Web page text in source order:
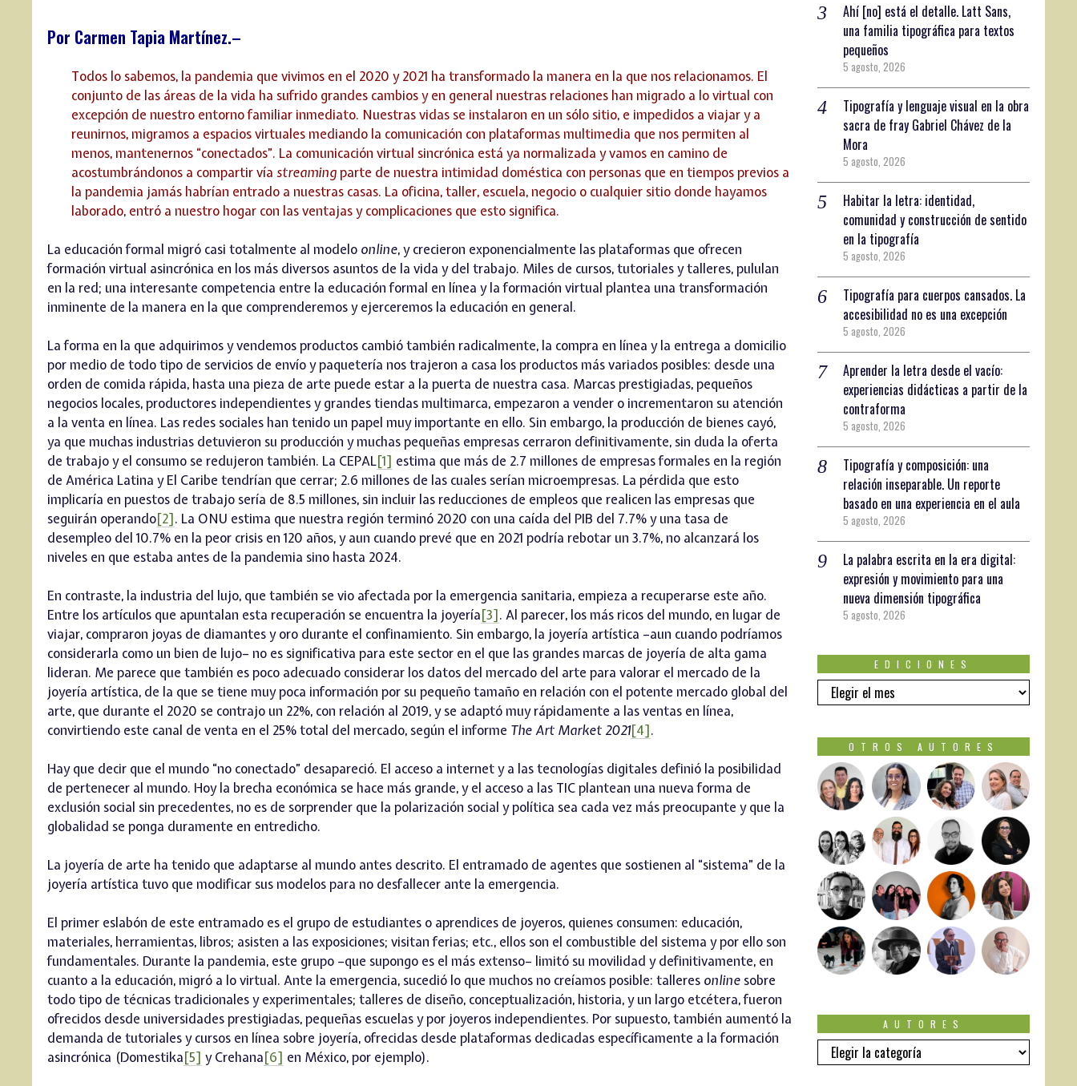
Por Carmen Tapia Martínez.–
Todos lo sabemos, la pandemia que vivimos en el 2020 y 2021 ha transformado la manera en la que nos relacionamos. El
conjunto de las áreas de la vida ha sufrido grandes cambios y en general nuestras relaciones han migrado a lo virtual con
excepción de nuestro entorno familiar inmediato. Nuestras vidas se instalaron en un sólo sitio, e impedidos a viajar y a
reunirnos, migramos a espacios virtuales mediando la comunicación con plataformas multimedia que nos permiten al
menos, mantenernos “conectados”. La comunicación virtual sincrónica está ya normalizada y vamos en camino de
acostumbrándonos a compartir vía streamingparte de nuestra intimidad doméstica con personas que en tiempos previos a
la pandemia jamás habrían entrado a nuestras casas. La oficina, taller, escuela, negocio o cualquier sitio donde hayamos
laborado, entró a nuestro hogar con las ventajas y complicaciones que esto significa.
La educación formal migró casi totalmente al modelo online, y crecieron exponencialmente las plataformas que ofrecen
formación virtual asincrónica en los más diversos asuntos de la vida y del trabajo. Miles de cursos, tutoriales y talleres, pululan
en la red; una interesante competencia entre la educación formal en línea y la formación virtual plantea una transformación
inminente de la manera en la que comprenderemos y ejerceremos la educación en general.
La forma en la que adquirimos y vendemos productos cambió también radicalmente, la compra en línea y la entrega a domicilio
por medio de todo tipo de servicios de envío y paquetería nos trajeron a casa los productos más variados posibles: desde una
orden de comida rápida, hasta una pieza de arte puede estar a la puerta de nuestra casa. Marcas prestigiadas, pequeños
negocios locales, productores independientes y grandes tiendas multimarca, empezaron a vender o incrementaron su atención
a la venta en línea. Las redes sociales han tenido un papel muy importante en ello. Sin embargo, la producción de bienes cayó,
ya que muchas industrias detuvieron su producción y muchas pequeñas empresas cerraron definitivamente, sin duda la oferta
de trabajo y el consumo se redujeron también. La CEPAL[1] estima que más de 2.7 millones de empresas formales en la región
de América Latina y El Caribe tendrían que cerrar; 2.6 millones de las cuales serían microempresas. La pérdida que esto
implicaría en puestos de trabajo sería de 8.5 millones, sin incluir las reducciones de empleos que realicen las empresas que
seguirán operando[2]. La ONU estima que nuestra región terminó 2020 con una caída del PIB del 7.7% y una tasa de
desempleo del 10.7% en la peor crisis en 120 años, y aun cuando prevé que en 2021 podría rebotar un 3.7%, no alcanzará los
niveles en que estaba antes de la pandemia sino hasta 2024.
En contraste, la industria del lujo, que también se vio afectada por la emergencia sanitaria, empieza a recuperarse este año.
Entre los artículos que apuntalan esta recuperación se encuentra la joyería[3]. Al parecer, los más ricos del mundo, en lugar de
viajar, compraron joyas de diamantes y oro durante el confinamiento. Sin embargo, la joyería artística –aun cuando podríamos
considerarla como un bien de lujo– no es significativa para este sector en el que las grandes marcas de joyería de alta gama
lideran. Me parece que también es poco adecuado considerar los datos del mercado del arte para valorar el mercado de la
joyería artística, de la que se tiene muy poca información por su pequeño tamaño en relación con el potente mercado global del
arte, que durante el 2020 se contrajo un 22%, con relación al 2019, y se adaptó muy rápidamente a las ventas en línea,
convirtiendo este canal de venta en el 25% total del mercado, según el informe The Art Market 2021[4].
Hay que decir que el mundo “no conectado” desapareció. El acceso a internet y a las tecnologías digitales definió la posibilidad
de pertenecer al mundo. Hoy la brecha económica se hace más grande, y el acceso a las TIC plantean una nueva forma de
exclusión social sin precedentes, no es de sorprender que la polarización social y política sea cada vez más preocupante y que la
globalidad se ponga duramente en entredicho.
La joyería de arte ha tenido que adaptarse al mundo antes descrito. El entramado de agentes que sostienen al “sistema” de la
joyería artística tuvo que modificar sus modelos para no desfallecer ante la emergencia.
El primer eslabón de este entramado es el grupo de estudiantes o aprendices de joyeros, quienes consumen: educación,
materiales, herramientas, libros; asisten a las exposiciones; visitan ferias; etc., ellos son el combustible del sistema y por ello son
fundamentales. Durante la pandemia, este grupo –que supongo es el más extenso– limitó su movilidad y definitivamente, en
cuanto a la educación, migró a lo virtual. Ante la emergencia, sucedió lo que muchos no creíamos posible: talleres online sobre
todo tipo de técnicas tradicionales y experimentales; talleres de diseño, conceptualización, historia, y un largo etcétera, fueron
ofrecidos desde universidades prestigiadas, pequeñas escuelas y por joyeros independientes. Por supuesto, también aumentó la
demanda de tutoriales y cursos en línea sobre joyería, ofrecidas desde plataformas dedicadas específicamente a la formación
asincrónica (Domestika[5] y Crehana[6] en México, por ejemplo).
Ahí [no] está el detalle. Latt Sans,
una familia tipográfica para textos
pequeños
5 agosto, 2026
Tipografía y lenguaje visual en la obra
sacra de fray Gabriel Chávez de la
Mora
5 agosto, 2026
Habitar la letra: identidad,
comunidad y construcción de sentido
en la tipografía
5 agosto, 2026
Tipografía para cuerpos cansados. La
accesibilidad no es una excepción
5 agosto, 2026
Aprender la letra desde el vacío:
experiencias didácticas a partir de la
contraforma
5 agosto, 2026
Tipografía y composición: una
relación inseparable. Un reporte
basado en una experiencia en el aula
5 agosto, 2026
La palabra escrita en la era digital:
expresión y movimiento para una
nueva dimensión tipográfica
5 agosto, 2026
EDICIONES
EDICIONES
OTROS AUTORES
AUTORES
Autores